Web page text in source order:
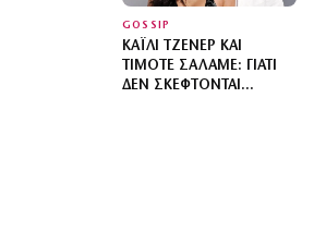
GOSSIP
ΚΆΙΛΙ ΤΖΈΝΕΡ ΚΑΙ
ΤΙΜΟΤΈ ΣΑΛΑΜΈ: ΓΙΑΤΊ
ΔΕΝ ΣΚΈΦΤΟΝΤΑΙ